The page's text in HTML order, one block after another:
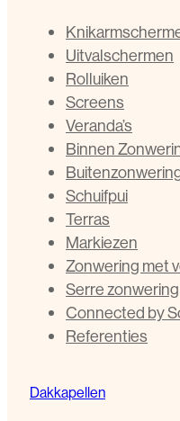
Uitvalschermen
Rolluiken
Screens
Veranda’s
Binnen
Schuifpui
Terras
Markiezen
Zonwering met
Serre zonwering
Connected by
Referenties
Dakkapellen